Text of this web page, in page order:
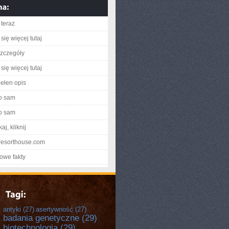
więcej tutaj
więcej tutaj
opis
sam
sam
kliknij
fakty
antyki (27) asertywność (27)
badania genetyczne (29)